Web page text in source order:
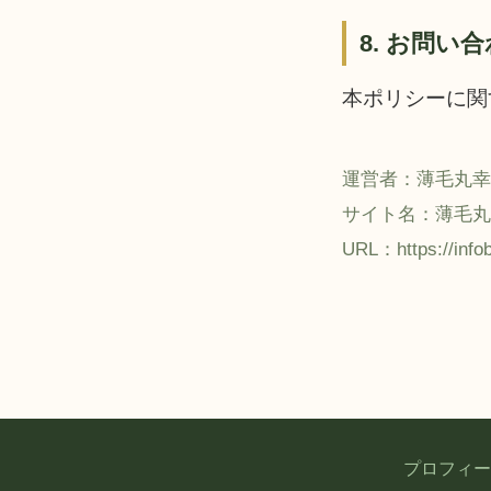
8. お問い
本ポリシーに
運営者：薄毛丸
サイト名：薄毛
URL：https://
プロフィ